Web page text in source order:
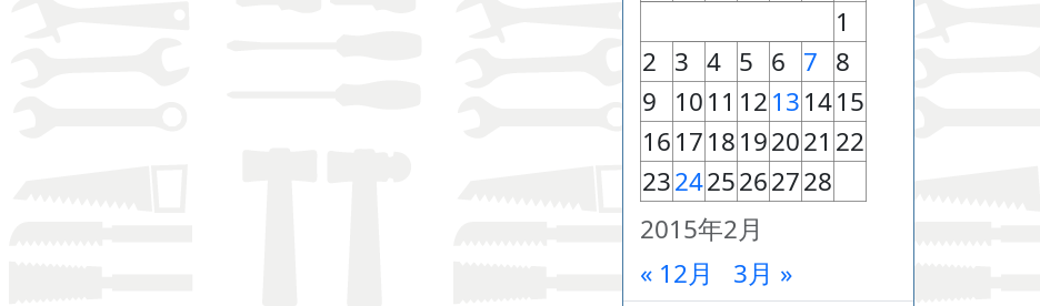
2015年2月
1
2 3 4 5 6 7 8
9
1011 12131415
161718192021 22
232425262728
« 12月 3月 »